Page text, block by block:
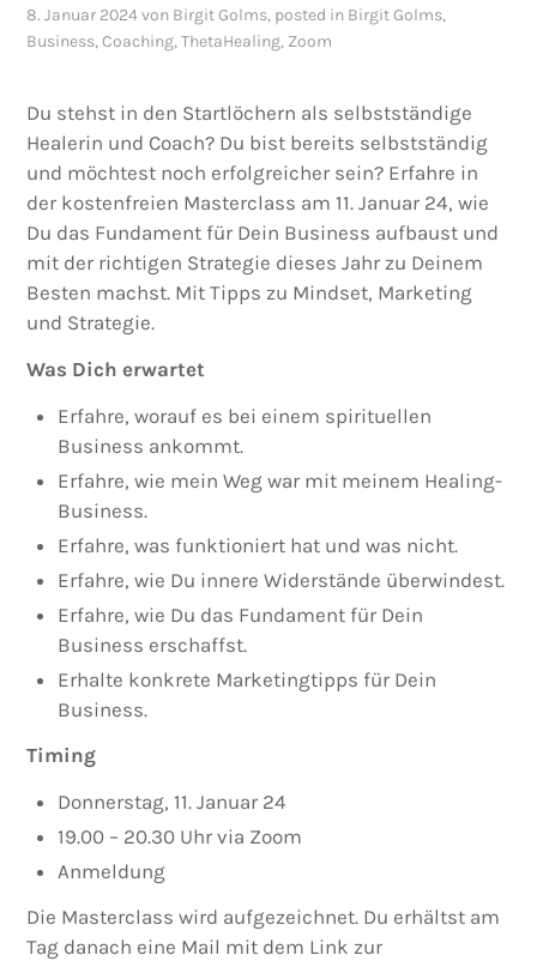
8. Januar 2024von Birgit Golms, posted in Birgit Golms,
Business,Coaching,ThetaHealing, Zoom
Du stehst in den Startlöchern als selbstständige
Healerin und Coach? Du bist bereits selbstständig
und möchtest noch erfolgreicher sein? Erfahre in
der kostenfreien Masterclass am 11. Januar 24, wie
Du das Fundament für Dein Business aufbaust und
mit der richtigen Strategie dieses Jahr zu Deinem
Besten machst. Mit Tipps zu Mindset, Marketing
und Strategie.
Was Dich erwartet
Erfahre, worauf es bei einem spirituellen
Business ankommt.
Erfahre, wie mein Weg war mit meinem Healing-
Business.
Erfahre, was funktioniert hat und was nicht.
Erfahre, wie Du innere Widerstände überwindest.
Erfahre, wie Du das Fundament für Dein
Business erschaffst.
Erhalte konkrete Marketingtipps für Dein
Business.
Timing
Donnerstag, 11. Januar 24
19.00 – 20.30 Uhr via Zoom
Anmeldung
Die Masterclass wird aufgezeichnet. Du erhältst am
Tag danach eine Mail mit dem Link zur